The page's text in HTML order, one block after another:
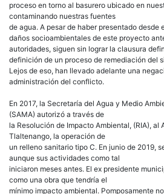
proceso en torno al basurero ubicado en
contaminando nuestras fuentes
de agua. A pesar de haber presentado desde
daños socioambientales de este proyecto
autoridades, siguen sin lograr la clausura
definición de un proceso de remediación del
Lejos de eso, han llevado adelante una
administración del conflicto.
En 2017, la Secretaría del Agua y Medio
(SAMA) autorizó a través de
la Resolución de Impacto Ambiental, (RIA),
Tlaltenango, la operación de
un relleno sanitario tipo C. En junio de 2019,
aunque sus actividades como tal
iniciaron meses antes. El ex presidente
como una obra que tendría el
mínimo impacto ambiental. Pomposamente